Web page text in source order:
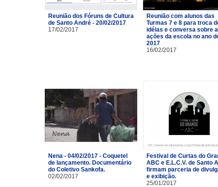
Reunião dos Fóruns de Cultura
de Santo André - 20/02/2017
17/02/2017
Reunião com alunos das
Turmas 7 e 8 para troca
idéias e conversa sobre
ações da escola no ano
2017
16/02/2017
Nena - 04/02/2017 - Coquetel
de lançamento. Documentário
do Coletivo Sankofa.
02/02/2017
Festival de Curtas do
ABC e E.L.C.V. de Santo
firmam parceria de
e exibição.
25/01/2017